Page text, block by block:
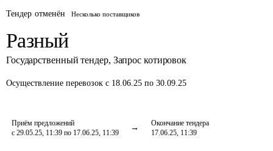
Тендер отменён Несколько поставщиков
Разный
Государственный тендер, Запрос котировок
Осуществление перевозок с 18.06.25 по 30.09.25
Приём предложений
с 29.05.25, 11:39 по 17.06.25, 11:39
Окончание тендера
17.06.25, 11:39